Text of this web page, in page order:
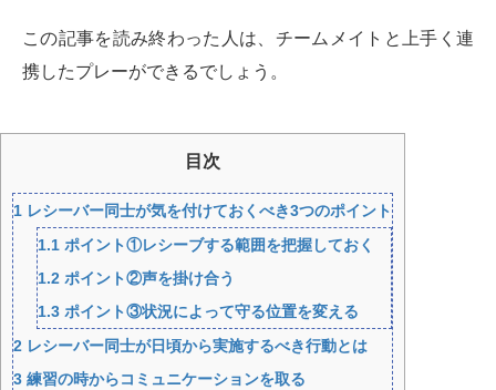
この記事を読み終わった人は、チームメイトと上手く連
携したプレーができるでしょう。
目次
1 レシーバー同士が気を付けておくべき3つのポイント
1.1 ポイント①レシーブする範囲を把握しておく
1.2 ポイント②声を掛け合う
1.3 ポイント③状況によって守る位置を変える
2 レシーバー同士が日頃から実施するべき行動とは
3 練習の時からコミュニケーションを取る